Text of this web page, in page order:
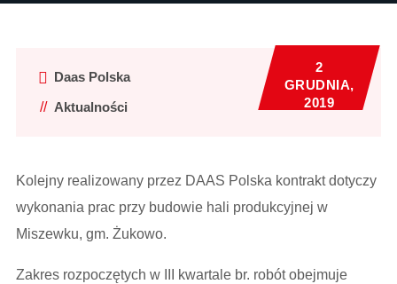
Daas Polska
Aktualności
2
GRUDNIA,
2019
Kolejny realizowany przez DAAS Polska kontrakt dotyczy
wykonania prac przy budowie hali produkcyjnej w
Miszewku, gm. Żukowo.
Zakres rozpoczętych w III kwartale br. robót obejmuje